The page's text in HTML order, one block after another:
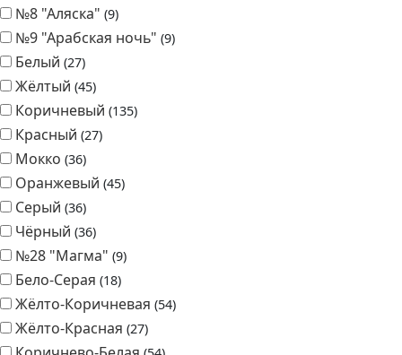
№8 "Аляска" 9
№9 "Арабская ночь" 9
Белый 27
Жёлтый 45
Коричневый 135
Красный 27
Мокко 36
Оранжевый 45
Серый 36
Чёрный 36
№28 "Магма" 9
Бело-Серая 18
Жёлто-Коричневая 54
Жёлто-Красная 27